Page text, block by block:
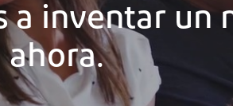
a inventar un
ahora.